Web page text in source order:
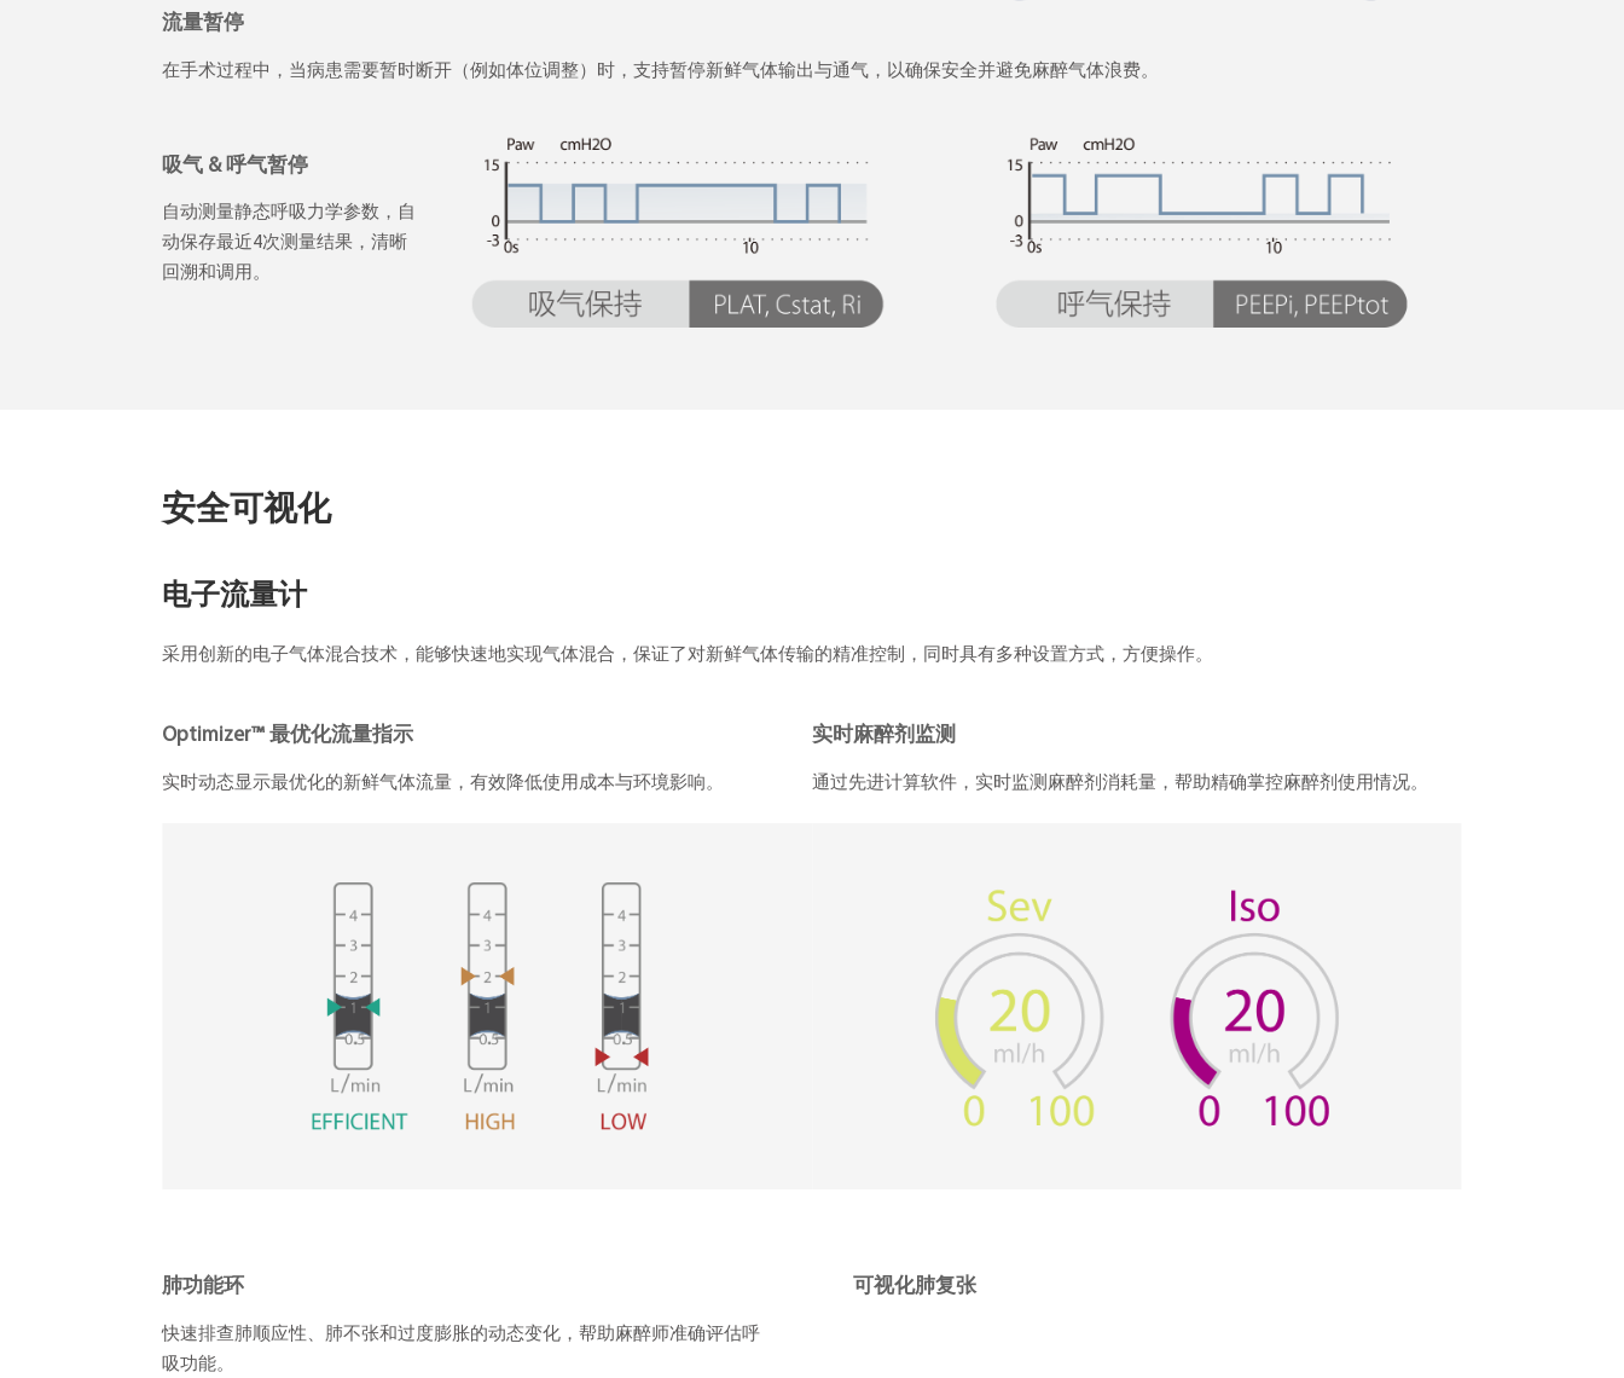
流量暂停
在手术过程中，当病患需要暂时断开（例如体位调整）时，支持暂停新鲜气体输出与通气，以确保安全并避免麻醉气体浪费。
吸气 & 呼气暂停
自动测量静态呼吸力学参数，自
动保存最近4次测量结果，清晰
回溯和调用。
安全可视化
电子流量计
采用创新的电子气体混合技术，能够快速地实现气体混合，保证了对新鲜气体传输的精准控制，同时具有多种设置方式，方便操作。
Optimizer™ 最优化流量指示
实时动态显示最优化的新鲜气体流量，有效降低使用成本与环境影响。
实时麻醉剂监测
通过先进计算软件，实时监测麻醉剂消耗量，帮助精确掌控麻醉剂使用情况。
肺功能环
快速排查肺顺应性、肺不张和过度膨胀的动态变化，帮助麻醉师准确评估呼
吸功能。
可视化肺复张